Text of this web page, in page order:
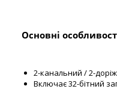
Основні
2-канальний / 2-
Включає 32-бітний